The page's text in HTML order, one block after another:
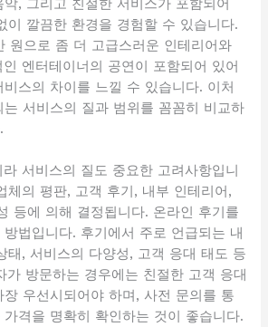
, 그리고 친절한 서비스가 포함되어
이 깔끔한 환경을 경험할 수 있습니다.
원으로 좀 더 고급스러운 인테리어와
엔터테이너의 공연이 포함되어 있어
스의 차이를 느낄 수 있습니다. 이처
서비스의 질과 범위를 꼼꼼히 비교하
서비스의 질도 중요한 고려사항입니
체의 평판, 고객 후기, 내부 인테리어,
등에 의해 결정됩니다. 온라인 후기를
법입니다. 후기에서 주로 언급되는 내
태, 서비스의 다양성, 고객 응대 태도 등
가 방문하는 경우에는 친절한 고객 응대
우선시되어야 하며, 사전 문의를 통
격을 명확히 확인하는 것이 좋습니다.